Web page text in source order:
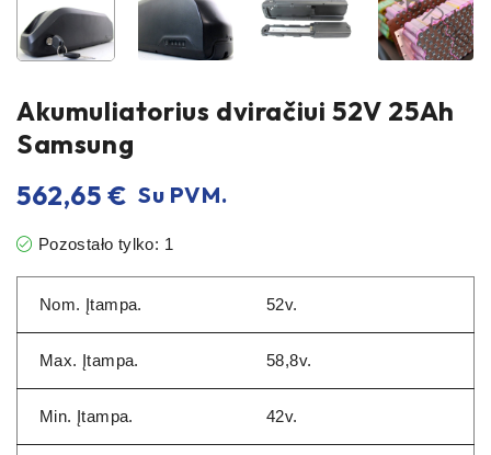
Akumuliatorius dviračiui 52V 25Ah
Samsung
562,65€ Su PVM.
Pozostało tylko: 1
Nom. Įtampa. 52v.
Max. Įtampa. 58,8v.
Min. Įtampa. 42v.